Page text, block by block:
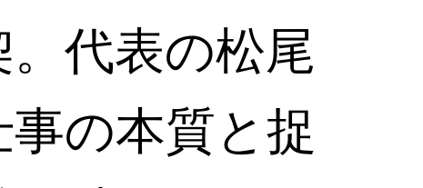
代表の松尾
の本質と捉